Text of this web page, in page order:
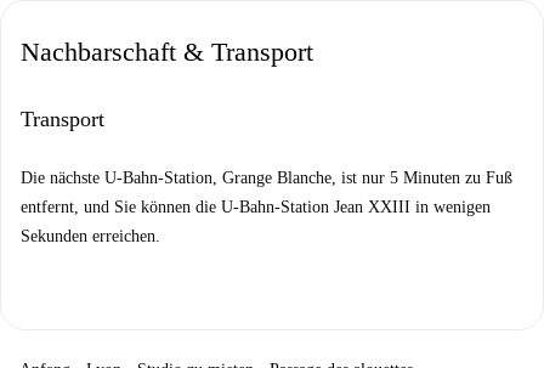
Nachbarschaft & Transport
Transport
Die nächste U-Bahn-Station, Grange Blanche, ist nur 5 Minuten zu Fuß
entfernt, und Sie können die U-Bahn-Station Jean XXIII in wenigen
Sekunden erreichen.